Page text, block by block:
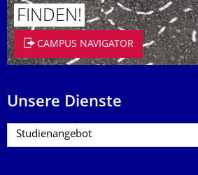
FINDEN!
CAMPUS NAVIGATOR
Unsere Dienste